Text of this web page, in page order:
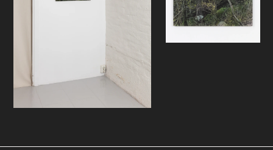
vesenene misunnet styrken og
helsen til mennesker, ville de forsøke
å bytte bort signe egne barn for å
styrke ætten. En bytting ble
identifisert gjennom en abnormalitet
som ikke ble oppdaget ved fødselen,
for eksempel gjennom sykdom, at
huden, eller en generell oppfattelse